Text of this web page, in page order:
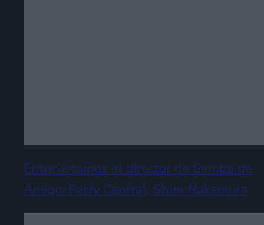
Entrevistamos al director de Samba de
Amigo: Party Central, Shun Nakamura